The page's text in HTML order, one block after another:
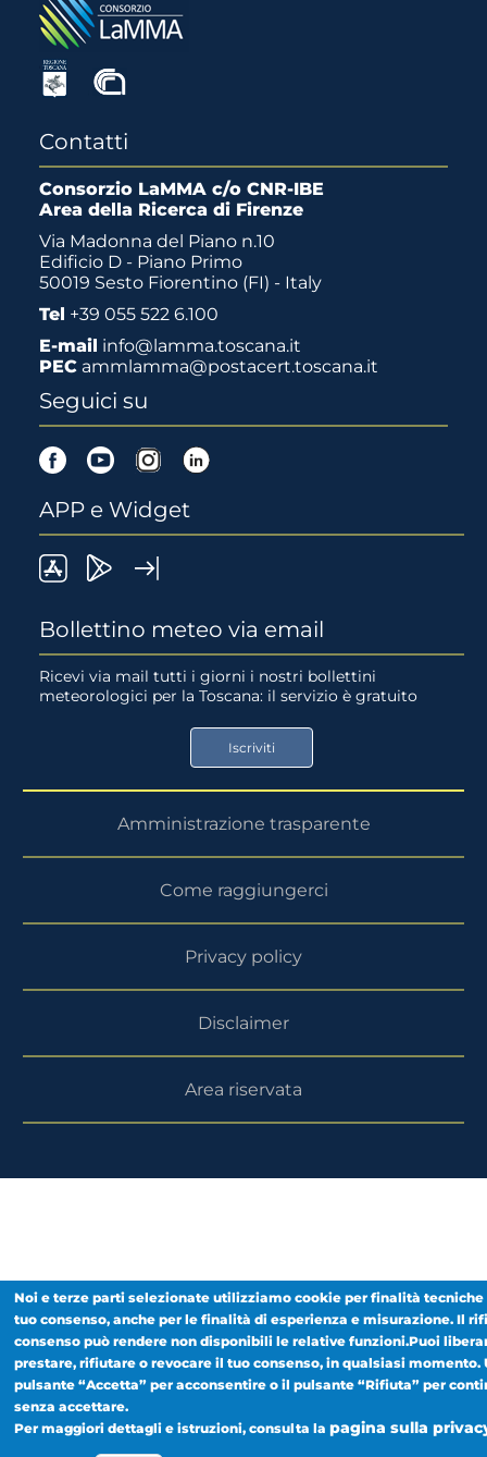
Contatti
Consorzio LaMMA c/o CNR-IBE
Area della Ricerca di Firenze
Via Madonna del Piano n.10
Edificio D - Piano Primo
50019 Sesto Fiorentino (FI) - Italy
Tel +39 055 522 6.100
E-mail info@lamma.toscana.it
PEC ammlamma@postacert.toscana.it
Seguici su
FacebookYoutubeInstagram
APP e Widget
LaMMA
su
App
Lamma
su
Google
Store
Bollettino meteo via email
Ricevi via mail tutti i giorni i nostri bollettini
meteorologici per la Toscana: il servizio è gratuito
Iscriviti
Amministrazione trasparente
Come raggiungerci
Privacy policy
Disclaimer
Area riservata
Noi e terze parti selezionate utilizziamo cookie per finalità tecniche
tuo consenso, anche per le finalità di esperienza e misurazione. Il
consenso può rendere non disponibili le relative funzioni.Puoi
prestare, rifiutare o revocare il tuo consenso, in qualsiasi momento.
pulsante “Accetta” per acconsentire o il pulsante “Rifiuta” per
senza accettare.
Per maggiori dettagli e istruzioni, consulta la pagina sulla